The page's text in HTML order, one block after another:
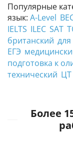
Популярные
язык: A-Level
IELTS ILEC SAT
британский
ЕГЭ
подготовка к
технический ЦТ
Более